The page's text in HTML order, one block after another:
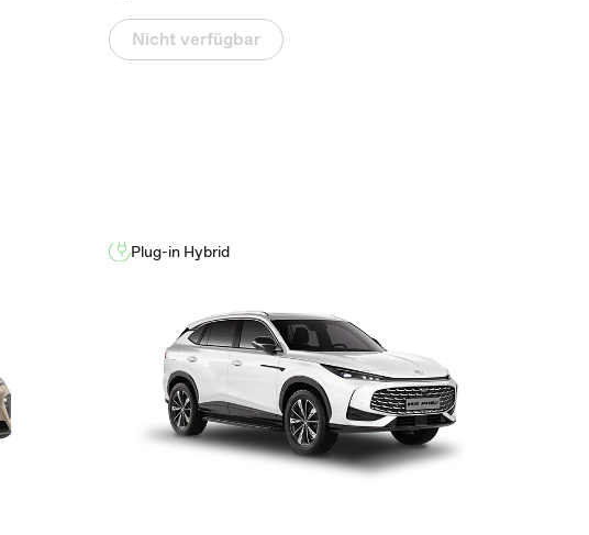
Nicht verfügbar
Plug-in Hybrid